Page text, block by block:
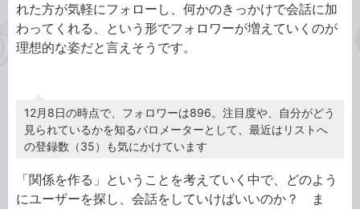
れた方が気軽にフォローし、何かのきっかけで会話に加
わってくれる、という形でフォロワーが増えていくのが
理想的な姿だと言えそうです。
12月8日の時点で、フォロワーは896。注目度や、自分がどう
見られているかを知るバロメーターとして、最近はリストへ
の登録数（35）も気にかけています
「関係を作る」ということを考えていく中で、どのよう
にユーザーを探し、会話をしていけばいいのか？ ま